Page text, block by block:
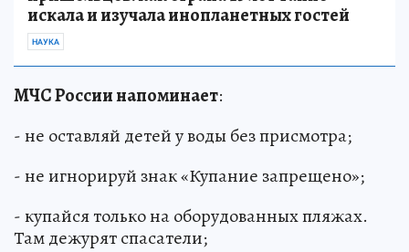
искала и изучала инопланетных гостей
НАУКА
МЧС России напоминает:
- не оставляй детей у воды без присмотра;
- не игнорируй знак «Купание запрещено»;
- купайся только на оборудованных пляжах.
Там дежурят спасатели;